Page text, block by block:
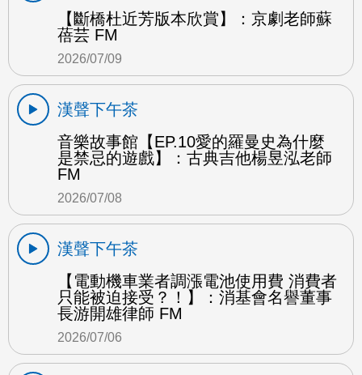
【斷橋杜近芳版本欣賞】：京劇老師蘇
蓓芸 FM
2026/07/09
漢聲下午茶
音樂故事館【EP.10愛的羅曼史為什麼
是禁忌的遊戲】：古典吉他楊昱泓老師
FM
2026/07/08
漢聲下午茶
【電動機車業者調漲電池使用費 消費者
只能被迫接受？！】：消基會名譽董事
長游開雄律師 FM
2026/07/06